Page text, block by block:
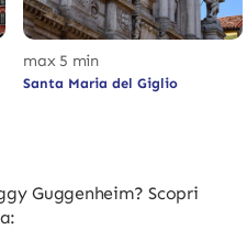
max 5 min
Santa Maria del Giglio
Guggenheim? Scopri